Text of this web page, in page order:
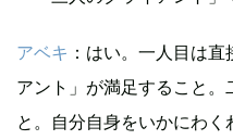
アベキ ：はい。一人目は
アント」が満足すること。
と。自分自身をいかにわ